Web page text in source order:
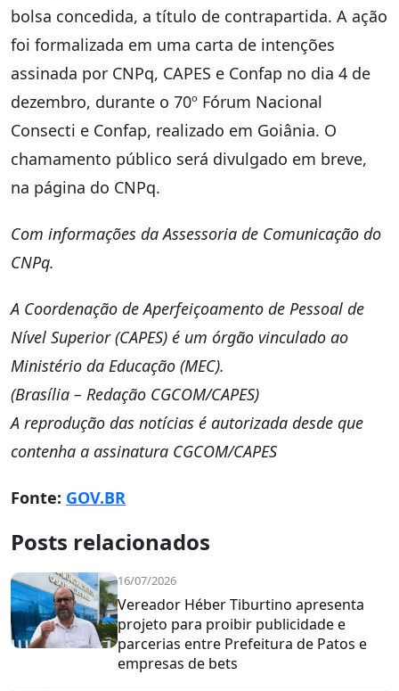
bolsa concedida, a título de contrapartida. A ação
foi formalizada em uma carta de intenções
assinada por CNPq, CAPES e Confap no dia 4 de
dezembro, durante o 70º Fórum Nacional
Consecti e Confap, realizado em Goiânia. O
chamamento público será divulgado em breve,
na página do CNPq.
Com informações da Assessoria de Comunicação do
CNPq.
A Coordenação de Aperfeiçoamento de Pessoal de
Nível Superior (CAPES) é um órgão vinculado ao
Ministério da Educação (MEC).
(Brasília – Redação CGCOM/CAPES)
A reprodução das notícias é autorizada desde que
contenha a assinatura CGCOM/CAPES
Fonte: GOV.BR
Posts relacionados
16/07/2026
Vereador Héber Tiburtino apresenta
projeto para proibir publicidade e
parcerias entre Prefeitura de Patos e
empresas de bets